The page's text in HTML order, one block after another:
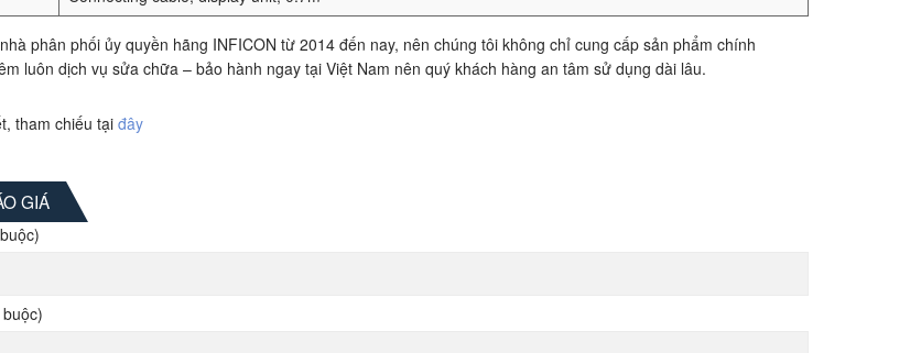
phân phối ủy quyền hãng INFICON từ 2014 đến nay, nên chúng tôi không chỉ cung cấp sản phẩm chính
luôn dịch vụ sửa chữa – bảo hành ngay tại Việt Nam nên quý khách hàng an tâm sử dụng dài lâu.
tham chiếu tạiđây
GIÁ